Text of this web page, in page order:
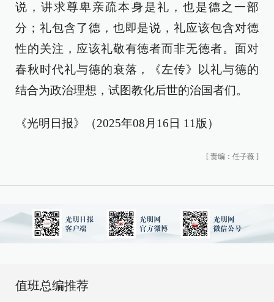
说，讲求尊卑亲疏本身是礼，也是德之一部
分；礼包含了德，也即是说，礼应该包含对德
性的关注，应该礼敬有德者而非无德者。面对
春秋时代礼与德的衰落，《左传》以礼与德的
结合为政治理想，试图教化后世的治国者们。
《光明日报》（2025年08月16日 11版）
[ 责编：任子薇 ]
值班总编推荐